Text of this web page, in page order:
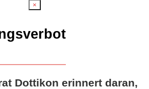
×
Dottikon erinnert daran,